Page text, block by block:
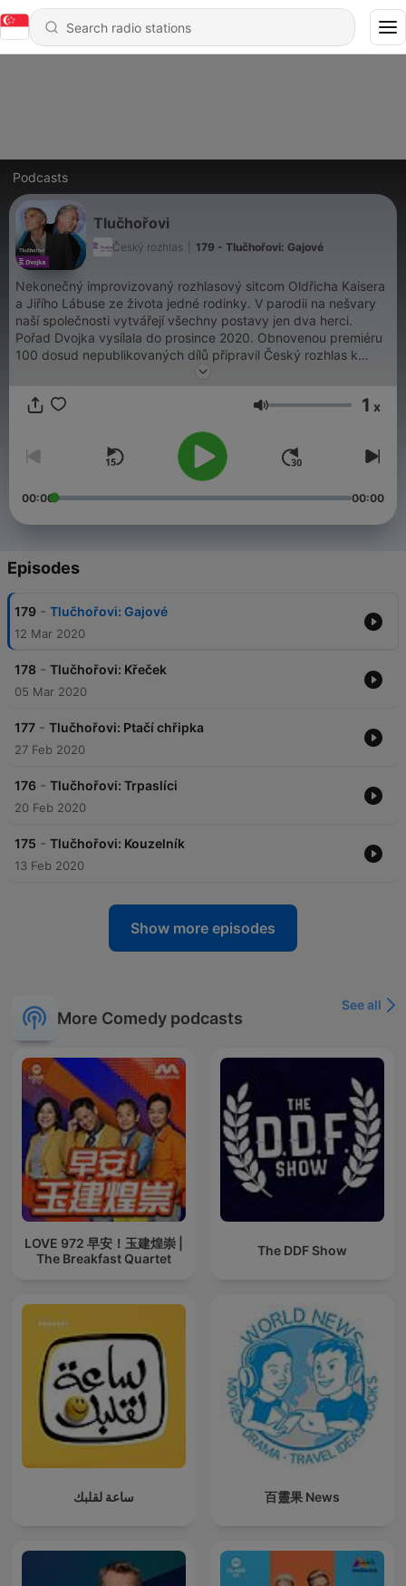
Podcasts
Tlučhořovi
Český rozhlas 179 - Tlučhořovi: Gajové
Nekonečný improvizovaný rozhlasový sitcom Oldřicha Kaisera
a Jiřího Lábuse ze života jedné rodinky. V parodii na nešvary
naší společnosti vytvářejí všechny postavy jen dva herci.
Pořad Dvojka vysílala do prosince 2020. Obnovenou premiéru
100 dosud nepublikovaných dílů připravil Český rozhlas k
sedmdesátinám Oldřicha Kaisera a 10 letům od jubilejního
mujRozhlas každé pondělí vždy dalších 20 dosud nevydaných
Všechny díly podcastu Tlučhořovi můžete pohodlně poslouchat
v mobilní aplikaci mujRozhlas proAndroid
mujRozhlas.cz.
Volume 1 x
00:00 00:00
Episodes
179 - Tlučhořovi: Gajové
12 Mar 2020
178 - Tlučhořovi: Křeček
05 Mar 2020
177 - Tlučhořovi: Ptačí chřipka
27 Feb 2020
176 - Tlučhořovi: Trpaslíci
20 Feb 2020
175 - Tlučhořovi: Kouzelník
13 Feb 2020
Show more episodes
More Comedy podcasts
See all
LOVE 972 早安！玉建煌崇 |
The Breakfast Quartet
The DDF Show
ساعة لقلبك 百靈果 News